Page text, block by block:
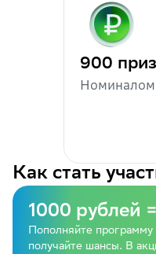
900
Как стать
1000 рублей
Пополняйте
получайте шансы. В